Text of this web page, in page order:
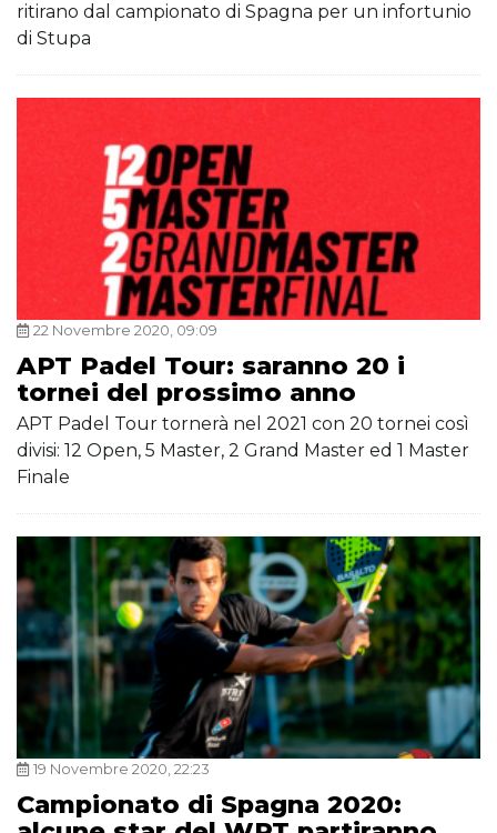
ritirano dal campionato di Spagna per un infortunio
di Stupa
22 Novembre 2020, 09:09
APT Padel Tour: saranno 20 i
tornei del prossimo anno
APT Padel Tour tornerà nel 2021 con 20 tornei così
divisi: 12 Open, 5 Master, 2 Grand Master ed 1 Master
Finale
19 Novembre 2020, 22:23
Campionato di Spagna 2020: